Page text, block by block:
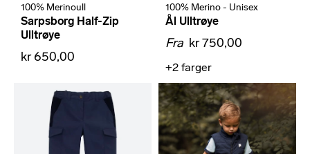
100% Merinoull
Sarpsborg Half-Zip
Ulltrøye
kr 650,00
100% Merino - Unisex
Ål Ulltrøye
Fra kr 750,00
+2 farger